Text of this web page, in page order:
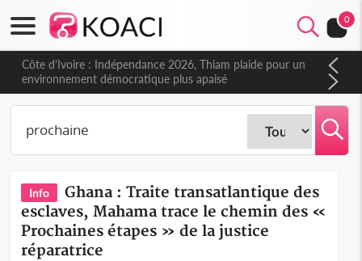
0
Côte d'Ivoire : Indépendance 2026, Thiam plaide pour un
environnement démocratique plus apaisé
Info
Ghana : Traite transatlantique des
esclaves, Mahama trace le chemin des «
Prochaines étapes » de la justice
réparatrice